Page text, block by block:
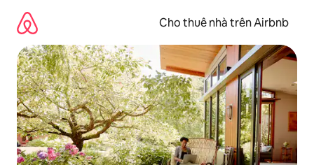
dung
Cho thuê nhà trên Airbnb